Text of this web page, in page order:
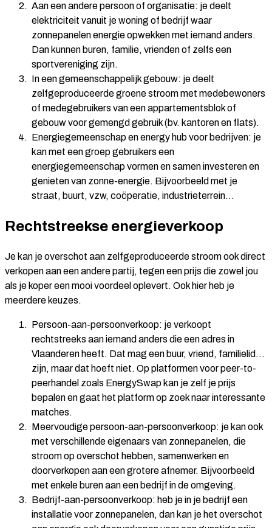
Aan een andere persoon of organisatie: je deelt
elektriciteit vanuit je woning of bedrijf waar
zonnepanelen energie opwekken met iemand anders.
Dan kunnen buren, familie, vrienden of zelfs een
sportvereniging zijn.
In een gemeenschappelijk gebouw: je deelt
zelfgeproduceerde groene stroom met medebewoners
of medegebruikers van een appartementsblok of
gebouw voor gemengd gebruik (bv. kantoren en flats).
Energiegemeenschap en energy hub voor bedrijven: je
kan met een groep gebruikers een
energiegemeenschap vormen en samen investeren en
genieten van zonne-energie. Bijvoorbeeld met je
straat, buurt, vzw, coöperatie, industrieterrein…
Rechtstreekse energieverkoop
Je kan je overschot aan zelfgeproduceerde stroom ook direct
verkopen aan een andere partij, tegen een prijs die zowel jou
als je koper een mooi voordeel oplevert. Ook hier heb je
meerdere keuzes.
Persoon-aan-persoonverkoop: je verkoopt
rechtstreeks aan iemand anders die een adres in
Vlaanderen heeft. Dat mag een buur, vriend, familielid…
zijn, maar dat hoeft niet. Op platformen voor peer-to-
peerhandel zoals EnergySwap kan je zelf je prijs
bepalen en gaat het platform op zoek naar interessante
matches.
Meervoudige persoon-aan-persoonverkoop: je kan ook
met verschillende eigenaars van zonnepanelen, die
stroom op overschot hebben, samenwerken en
doorverkopen aan een grotere afnemer. Bijvoorbeeld
met enkele buren aan een bedrijf in de omgeving.
Bedrijf-aan-persoonverkoop: heb je in je bedrijf een
installatie voor zonnepanelen, dan kan je het overschot